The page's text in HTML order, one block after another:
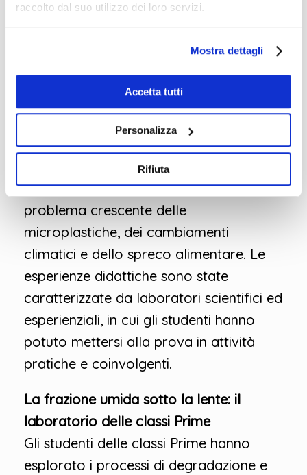
raccolto dal suo utilizzo dei loro servizi.
Mostra dettagli
Accetta tutti
Personalizza
Rifiuta
Nel corso delle attività proposte, gli
studenti hanno avuto l’opportunità di
approfondire vari temi legati alla
gestione sostenibile dei rifiuti, come la
raccolta differenziata, la gestione dei
rifiuti organici, il ciclo dell’acqua, e il
problema crescente delle
microplastiche, dei cambiamenti
climatici e dello spreco alimentare. Le
esperienze didattiche sono state
caratterizzate da laboratori scientifici ed
esperienziali, in cui gli studenti hanno
potuto mettersi alla prova in attività
pratiche e coinvolgenti.
La frazione umida sotto la lente: il
laboratorio delle classi Prime
Gli studenti delle classi Prime hanno
esplorato i processi di degradazione e